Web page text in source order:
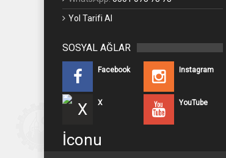
Yol Tarifi Al
SOSYAL AĞLAR
Facebook Instagram
X YouTube